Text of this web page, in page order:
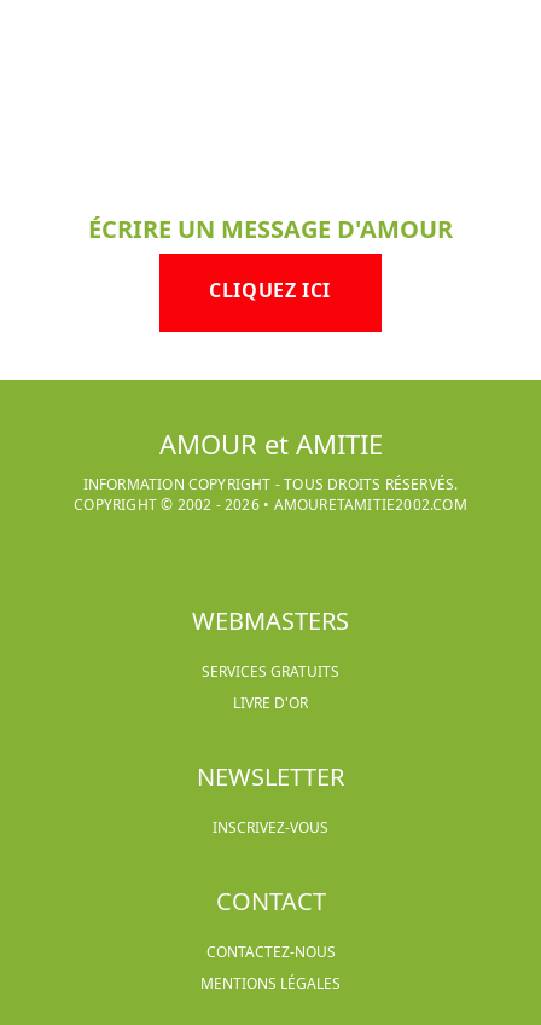
ÉCRIRE UN MESSAGE D'AMOUR
CLIQUEZ ICI
AMOUR et AMITIE
INFORMATION COPYRIGHT - TOUS DROITS RÉSERVÉS.
COPYRIGHT © 2002 -2026• AMOURETAMITIE2002.COM
WEBMASTERS
SERVICES GRATUITS
LIVRE D'OR
NEWSLETTER
INSCRIVEZ-VOUS
CONTACT
CONTACTEZ-NOUS
MENTIONS LÉGALES